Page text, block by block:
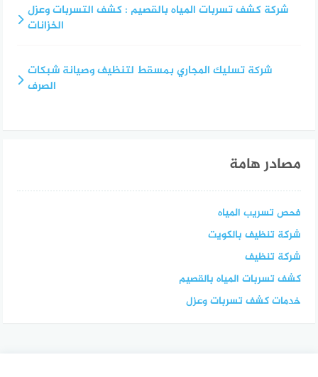
شركة كشف تسربات المياه بالقصيم : كشف التسربات وعزل
الخزانات
شركة تسليك المجاري بمسقط لتنظيف وصيانة شبكات
الصرف
مصادر هامة
فحص تسريب المياه
شركة تنظيف بالكويت
شركة تنظيف
كشف تسربات المياه بالقصيم
خدمات كشف تسربات وعزل